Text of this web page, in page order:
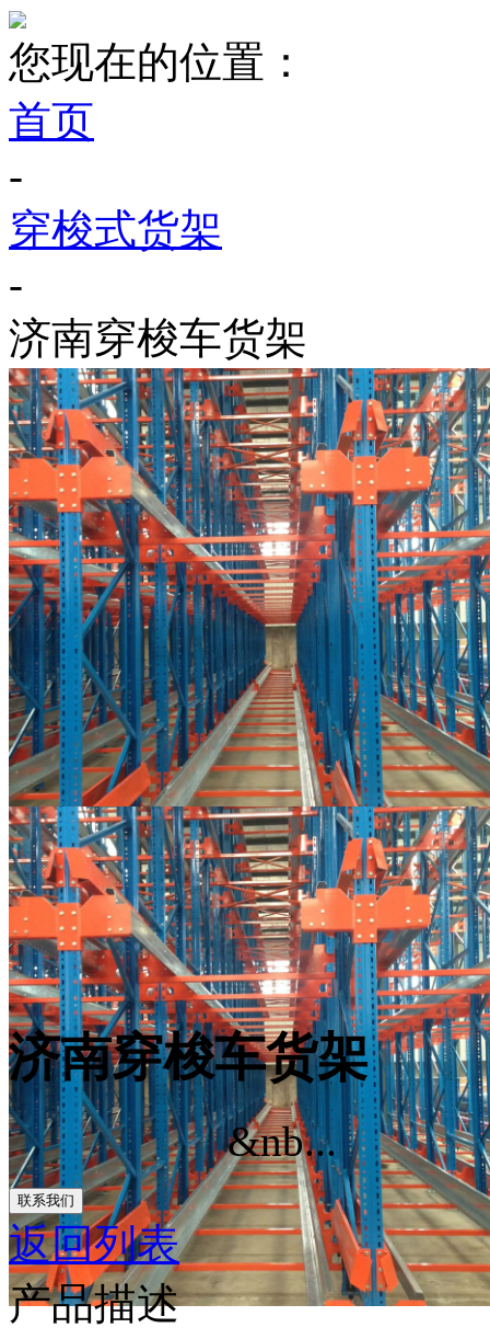
您现在的位置：
首页
-
穿梭式货架
-
济南穿梭车货架
济南穿梭车货架
&nb...
联系我们
返回列表
产品描述